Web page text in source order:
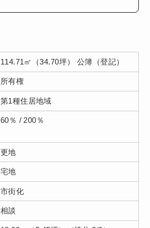
114.71㎡（34.70坪） 公簿（登記）
所有権
第1種住居地域
60％ / 200％
更地
宅地
市街化
相談